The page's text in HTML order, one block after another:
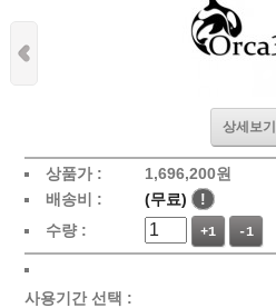
상세보기
상품가 :
1,696,200원
배송비 :
(무료)
!
수량 :
+1 -1
사용기간 선택 :